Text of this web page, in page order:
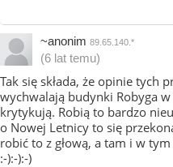
~anonim 89.65.140.*
(6 lat temu)
Tak się składa, że opinie tych
wychwalają budynki Robyga
krytykują. Robią to bardzo
o Nowej Letnicy to się
robić to z głową, a tam i w
:-):-):-)